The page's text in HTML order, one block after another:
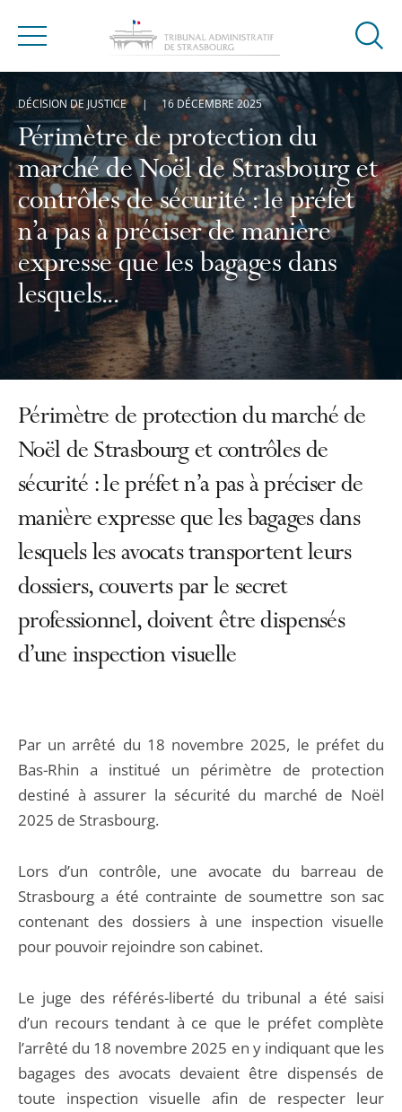
Menu
Ouvrir
Périmètre de protection du
marché de Noël de Strasbourg et
contrôles de sécurité : le préfet
n’a pas à préciser de manière
expresse que les bagages dans
lesquels...
DÉCISION DE JUSTICE 16 DÉCEMBRE 2025
Périmètre de protection du marché de
Noël de Strasbourg et contrôles de
sécurité : le préfet n’a pas à préciser de
manière expresse que les bagages dans
lesquels les avocats transportent leurs
dossiers, couverts par le secret
professionnel, doivent être dispensés
d’une inspection visuelle
Par un arrêté du 18 novembre 2025, le préfet du
Bas-Rhin a institué un périmètre de protection
destiné à assurer la sécurité du marché de Noël
2025 de Strasbourg.
Lors d’un contrôle, une avocate du barreau de
Strasbourg a été contrainte de soumettre son sac
contenant des dossiers à une inspection visuelle
pour pouvoir rejoindre son cabinet.
Le juge des référés-liberté du tribunal a été saisi
d’un recours tendant à ce que le préfet complète
l’arrêté du 18 novembre 2025 en y indiquant que les
bagages des avocats devaient être dispensés de
toute inspection visuelle afin de respecter leur